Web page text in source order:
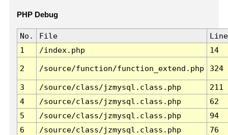
PHP Debug
No. File
Line
1
/index.php 14
2 /source/function/function_extend.php 324
3 /source/class/jzmysql.class.php
211
4
/source/class/jzmysql.class.php
62
5
/source/class/jzmysql.class.php
94
6
/source/class/jzmysql.class.php 76